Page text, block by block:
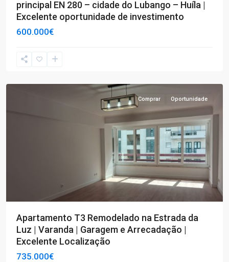
principal EN 280 – cidade do Lubango – Huíla |
Excelente oportunidade de investimento
600.000€
T3,
Comprar Oportunidade
Apartamento T3 Remodelado na Estrada da
Luz | Varanda | Garagem e Arrecadação |
Excelente Localização
735.000€